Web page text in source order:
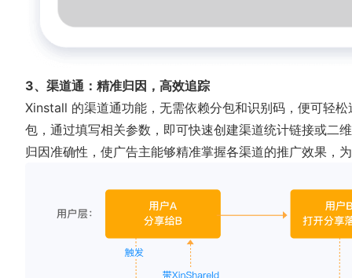
3、渠道通：精准归因，高效追踪
Xinstall 的渠道通功能，无需依赖分包和识别码，便可轻
包，通过填写相关参数，即可快速创建渠道统计链接或二
归因准确性，使广告主能够精准掌握各渠道的推广效果，